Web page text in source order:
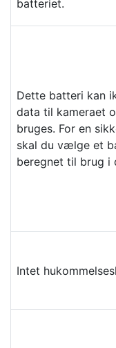
batteriet.
Dette batteri kan
data til kameraet
bruges. For en
skal du vælge et
beregnet til brug i
Intet